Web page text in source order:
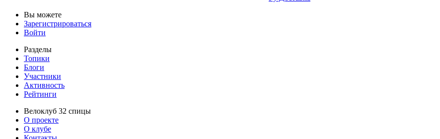
Вы можете
Зарегистрироваться
Войти
Разделы
Топики
Блоги
Участники
Активность
Рейтинги
Велоклуб 32 спицы
О проекте
О клубе